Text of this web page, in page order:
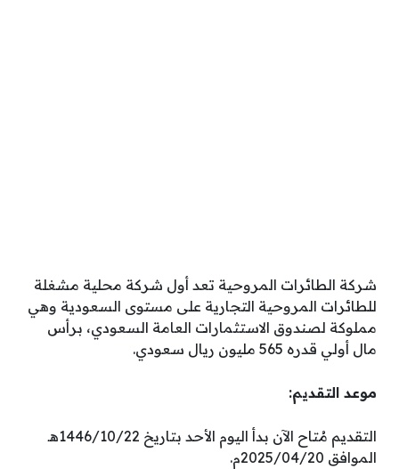
شركة الطائرات المروحية تعد أول شركة محلية مشغلة
للطائرات المروحية التجارية على مستوى السعودية وهي
مملوكة لصندوق الاستثمارات العامة السعودي، برأس
مال أولي قدره 565 مليون ريال سعودي.
موعد التقديم:
التقديم مُتاح الآن بدأ اليوم الأحد بتاريخ 1446/10/22هـ
الموافق 2025/04/20م.